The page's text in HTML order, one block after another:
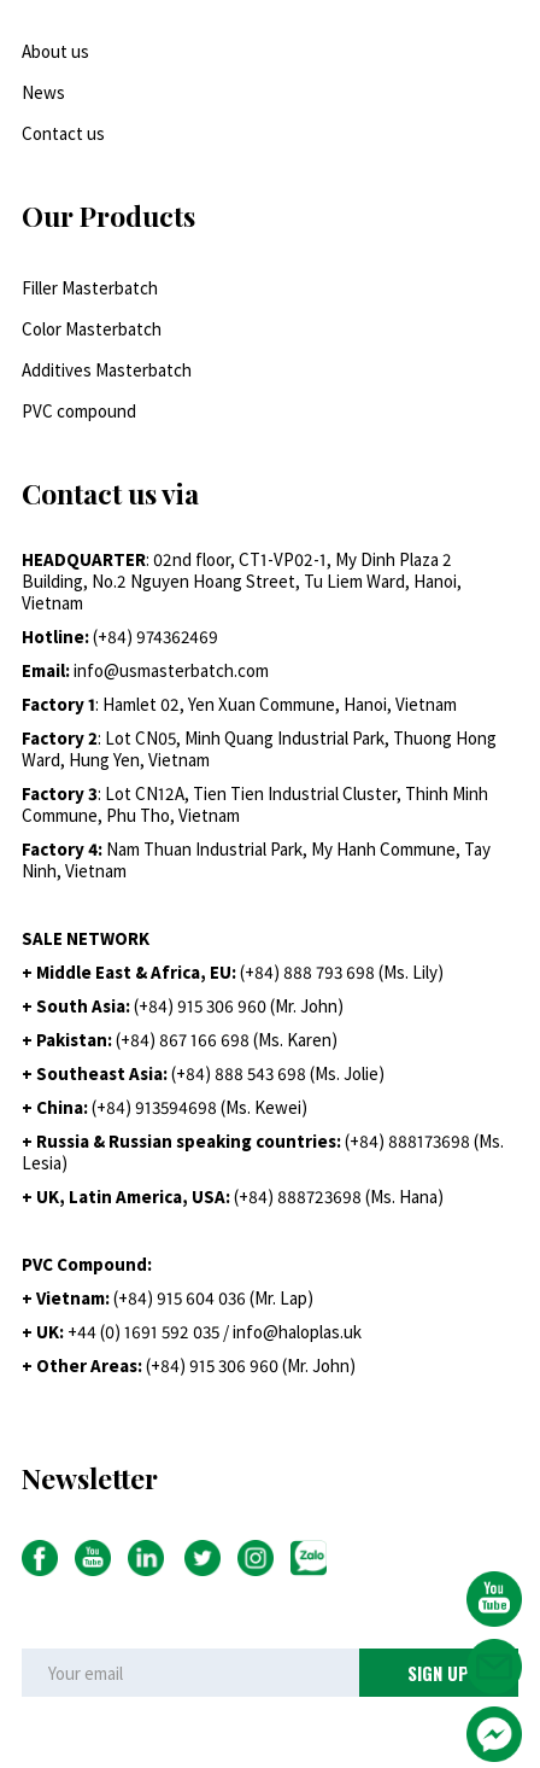
About us
News
Contact us
Our Products
Filler Masterbatch
Color Masterbatch
Additives Masterbatch
PVC compound
Contact us via
HEADQUARTER: 02nd floor, CT1-VP02-1, My Dinh Plaza 2
Building, No.2 Nguyen Hoang Street, Tu Liem Ward, Hanoi,
Vietnam
Hotline:(+84) 974362469
Email:info@usmasterbatch.com
Factory 1: Hamlet 02, Yen Xuan Commune, Hanoi, Vietnam
Factory 2: Lot CN05, Minh Quang Industrial Park, Thuong Hong
Ward, Hung Yen, Vietnam
Factory 3: Lot CN12A, Tien Tien Industrial Cluster, Thinh Minh
Commune, Phu Tho, Vietnam
Factory 4: Nam Thuan Industrial Park, My Hanh Commune, Tay
Ninh, Vietnam
SALE NETWORK
+ Middle East & Africa, EU:(+84) 888 793 698 (Ms. Lily)
+ South Asia:(+84) 915 306 960 (Mr. John)
+ Pakistan:(+84) 867 166 698 (Ms. Karen)
+ Southeast Asia:(+84) 888 543 698 (Ms. Jolie)
+ China:(+84) 913594698 (Ms. Kewei)
+ Russia & Russian speaking countries:(+84) 888173698 (Ms.
Lesia)
+ UK, Latin America, USA:(+84) 888723698 (Ms. Hana)
PVC Compound:
+ Vietnam:(+84) 915 604 036 (Mr. Lap)
+ UK: +44 (0) 1691 592 035 / info@haloplas.uk
+ Other Areas:(+84) 915 306 960 (Mr. John)
Newsletter